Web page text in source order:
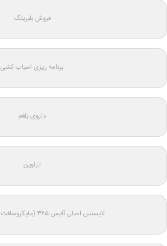
فروش بلبرینگ
برنامه ریزی اسباب کشی
داروی بلغم
تراوین
لایسنس اصلی آفیس ۳۶۵ (مایکروسافت ۳۶۵) اورجینال